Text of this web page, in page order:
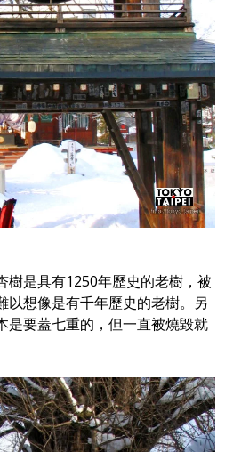
樹是具有1250年歷史的老樹，被
以想像是有千年歷史的老樹。另
是要蓋七重的，但一直被燒毀就